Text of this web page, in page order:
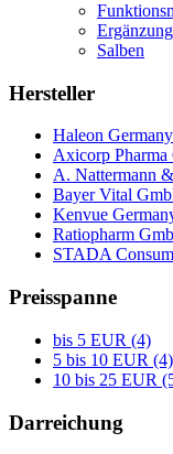
Salben
Hersteller
Haleon
Axicorp
A. Nattermann
Bayer Vital
Kenvue
Ratiopharm
STADA
Preisspanne
bis 5 EUR (4)
5 bis 10 EUR (4)
10 bis 25 EUR
Darreichung